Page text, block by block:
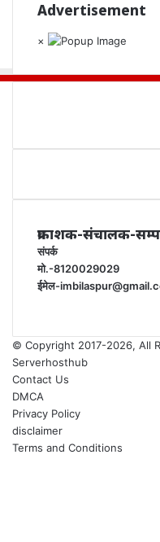
Advertisement
×
प्रकाशक-संचालक-
संपर्क
मो.-8120029029
ईमेल-
© Copyright 2017-2026, All
Serverhosthub
Contact Us
DMCA
Privacy Policy
disclaimer
Terms and Conditions